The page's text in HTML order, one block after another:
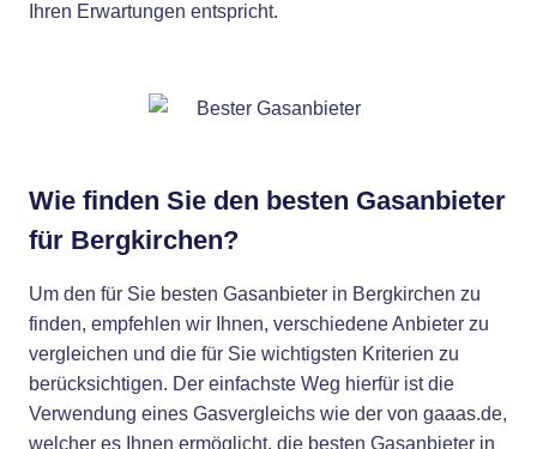
Ihren Erwartungen entspricht.
Wie finden Sie den besten Gasanbieter
für Bergkirchen?
Um den für Sie besten Gasanbieter in Bergkirchen zu
finden, empfehlen wir Ihnen, verschiedene Anbieter zu
vergleichen und die für Sie wichtigsten Kriterien zu
berücksichtigen. Der einfachste Weg hierfür ist die
Verwendung eines Gasvergleichs wie der von gaaas.de,
welcher es Ihnen ermöglicht, die besten Gasanbieter in